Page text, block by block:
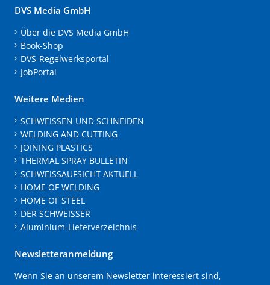
DVS Media GmbH
Über die DVS Media GmbH
Book-Shop
DVS-Regelwerksportal
JobPortal
Weitere Medien
SCHWEISSEN UND SCHNEIDEN
WELDING AND CUTTING
JOINING PLASTICS
THERMAL SPRAY BULLETIN
SCHWEISSAUFSICHT AKTUELL
HOME OF WELDING
HOME OF STEEL
DER SCHWEISSER
Aluminium-Lieferverzeichnis
Newsletteranmeldung
Wenn Sie an unserem Newsletter interessiert sind,